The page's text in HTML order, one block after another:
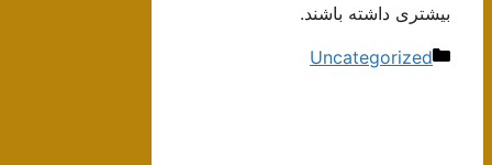
بیشتری داشته باشند.
دسته‌ها
Uncategorized